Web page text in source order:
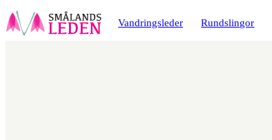
Vandringsleder Rundslingor